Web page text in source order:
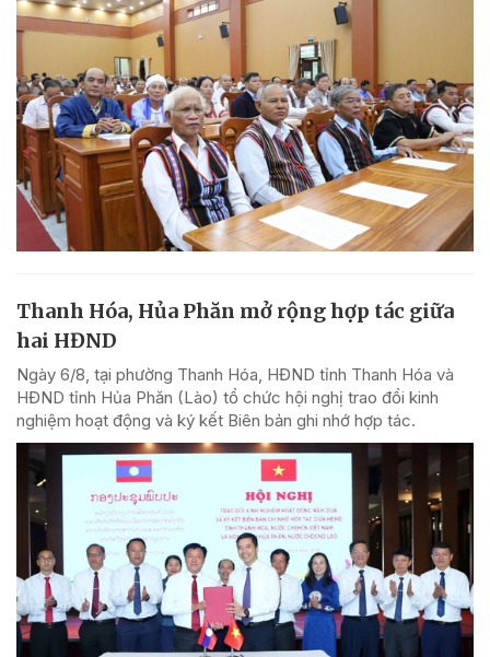
Thanh Hóa, Hủa Phăn mở rộng hợp tác giữa
hai HĐND
Ngày 6/8, tại phường Thanh Hóa, HĐND tỉnh Thanh Hóa và
HĐND tỉnh Hủa Phăn (Lào) tổ chức hội nghị trao đổi kinh
nghiệm hoạt động và ký kết Biên bản ghi nhớ hợp tác.